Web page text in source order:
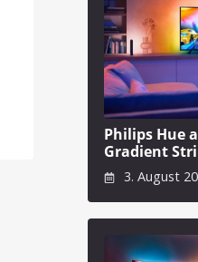
Philips Hue
Gradient
3. August